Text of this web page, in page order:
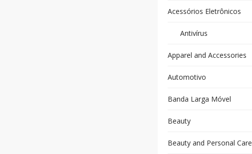
Acessórios Eletrônicos
Antivírus
Apparel and Accessories
Automotivo
Banda Larga Móvel
Beauty
Beauty and Personal Care